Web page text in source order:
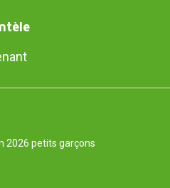
2026 petits garçons